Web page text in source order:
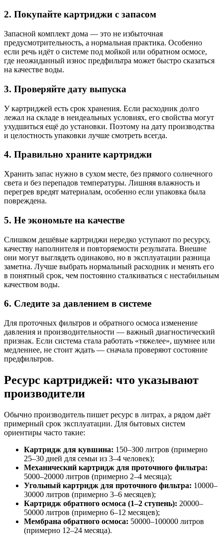
2. Покупайте картриджи с запасом
Запасной комплект дома — это не избыточная
предусмотрительность, а нормальная практика. Особенно
если речь идёт о системе под мойкой или обратном осмосе,
где неожиданный износ предфильтра может быстро сказаться
на качестве воды.
3. Проверяйте дату выпуска
У картриджей есть срок хранения. Если расходник долго
лежал на складе в неидеальных условиях, его свойства могут
ухудшиться ещё до установки. Поэтому на дату производства
и целостность упаковки лучше смотреть всегда.
4. Правильно храните картриджи
Хранить запас нужно в сухом месте, без прямого солнечного
света и без перепадов температуры. Лишняя влажность и
перегрев вредят материалам, особенно если упаковка была
повреждена.
5. Не экономьте на качестве
Слишком дешёвые картриджи нередко уступают по ресурсу,
качеству наполнителя и повторяемости результата. Внешне
они могут выглядеть одинаково, но в эксплуатации разница
заметна. Лучше выбрать нормальный расходник и менять его
в понятный срок, чем постоянно сталкиваться с нестабильным
качеством воды.
6. Следите за давлением в системе
Для проточных фильтров и обратного осмоса изменение
давления и производительности — важный диагностический
признак. Если система стала работать «тяжелее», шумнее или
медленнее, не стоит ждать — сначала проверяют состояние
предфильтров.
Ресурс картриджей: что указывают
производители
Обычно производитель пишет ресурс в литрах, а рядом даёт
примерный срок эксплуатации. Для бытовых систем
ориентиры часто такие:
Картридж для кувшина: 150–300 литров (примерно
25–30 дней для семьи из 3–4 человек);
Механический картридж для проточного фильтра:
5000–20000 литров (примерно 2–4 месяца);
Угольный картридж для проточного фильтра: 10000–
30000 литров (примерно 3–6 месяцев);
Картридж обратного осмоса (1–2 ступень): 20000–
50000 литров (примерно 6–12 месяцев);
Мембрана обратного осмоса: 50000–100000 литров
(примерно 12–24 месяца).